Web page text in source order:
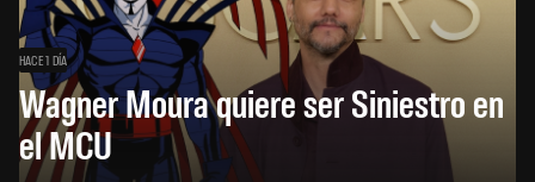
HACE 1 DÍA
Wagner Moura quiere ser Siniestro en
el MCU